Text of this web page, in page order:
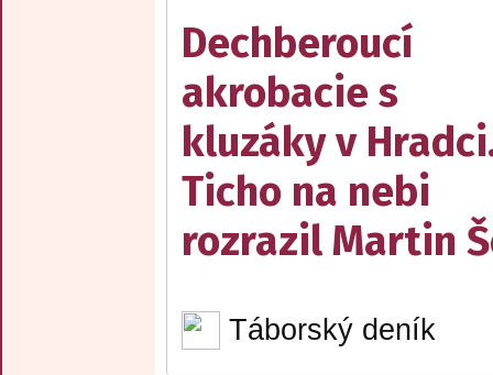
Dechberoucí
akrobacie s
kluzáky v
Ticho na nebi
rozrazil Martin
Táborský deník